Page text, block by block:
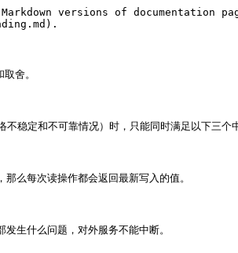
versions of documentation
舍。
稳定和不可靠情况）时，只能同时满足以下三个
么每次读操作都会返回最新写入的值。
生什么问题，对外服务不能中断。